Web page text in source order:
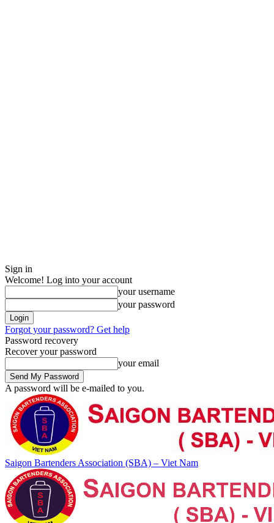
Sign in
Welcome! Log into your account
your username
your password
Forgot your password? Get help
Password recovery
Recover your password
your email
A password will be e-mailed to you.
Saigon Bartenders Association (SBA) – Viet Nam